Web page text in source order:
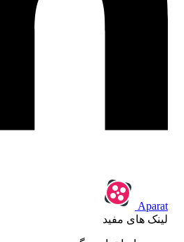
Aparat
لینک های مفید